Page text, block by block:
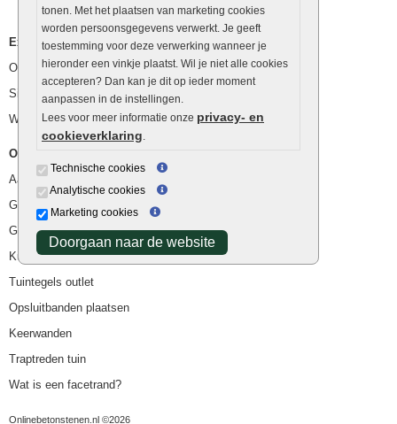
tonen. Met het plaatsen van marketing cookies
worden persoonsgegevens verwerkt. Je geeft
toestemming voor deze verwerking wanneer je
hieronder een vinkje plaatst. Wil je niet alle cookies
accepteren? Dan kan je dit op ieder moment
aanpassen in de instellingen.
Lees voor meer informatie onze privacy- en
cookieverklaring
Technische cookies
Analytische cookies
Marketing cookies
Doorgaan naar de website
Extra benodigdheden
Ophoogzand
Siergrind en siersplit
Waterafvoer
Overig
Aanbiedingen
Goedkope bestrating
Goedkope tuintegels
Kunstgras
Tuintegels outlet
Opsluitbanden plaatsen
Keerwanden
Traptreden tuin
Wat is een facetrand?
Onlinebetonstenen.nl ©2026